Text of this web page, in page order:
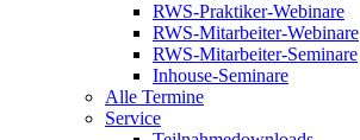
RWS-Praktiker-Webinare
RWS-Mitarbeiter-Webinare
RWS-Mitarbeiter-Seminare
Inhouse-Seminare
Alle Termine
Service